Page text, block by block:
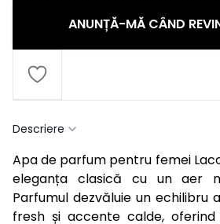
ANUNȚĂ-MĂ CÂND
Descriere
Apa de parfum pentru femei
eleganța clasică cu un aer
Parfumul dezvăluie un echilibru
fresh și accente calde,